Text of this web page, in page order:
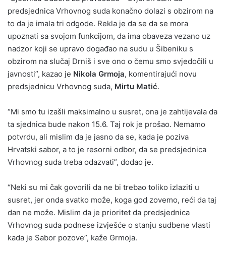
predsjednica Vrhovnog suda konačno dolazi s obzirom na
to da je imala tri odgode. Rekla je da se da se mora
upoznati sa svojom funkcijom, da ima obaveza vezano uz
nadzor koji se upravo događao na sudu u Šibeniku s
obzirom na slučaj Drniš i sve ono o čemu smo svjedočili u
javnosti”, kazao je Nikola Grmoja, komentirajući novu
predsjednicu Vrhovnog suda, Mirtu Matić.
“Mi smo tu izašli maksimalno u susret, ona je zahtijevala da
ta sjednica bude nakon 15.6. Taj rok je prošao. Nemamo
potvrdu, ali mislim da je jasno da se, kada je poziva
Hrvatski sabor, a to je resorni odbor, da se predsjednica
Vrhovnog suda treba odazvati”, dodao je.
“Neki su mi čak govorili da ne bi trebao toliko izlaziti u
susret, jer onda svatko može, koga god zovemo, reći da taj
dan ne može. Mislim da je prioritet da predsjednica
Vrhovnog suda podnese izvješće o stanju sudbene vlasti
kada je Sabor pozove”, kaže Grmoja.